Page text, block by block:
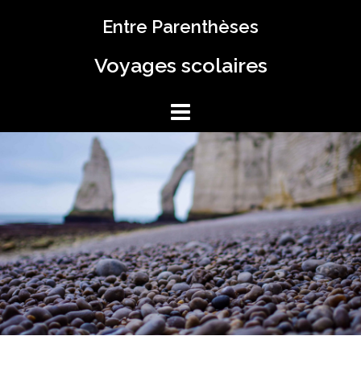
Entre Parenthèses
Voyages scolaires